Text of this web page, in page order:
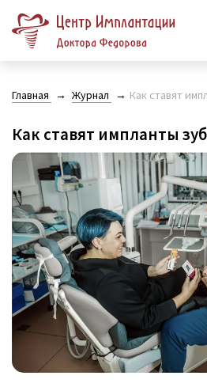
Главная Журнал Как ставят
Как ставят импланты